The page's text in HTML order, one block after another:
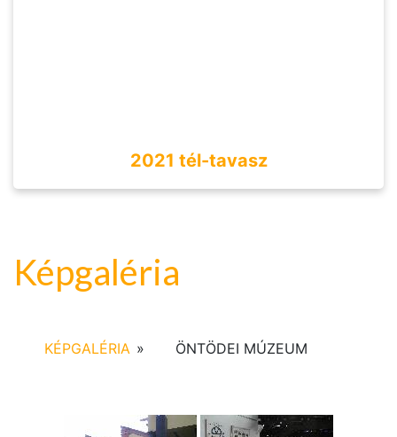
2021 tél-tavasz
Képgaléria
KÉPGALÉRIA » ÖNTÖDEI MÚZEUM